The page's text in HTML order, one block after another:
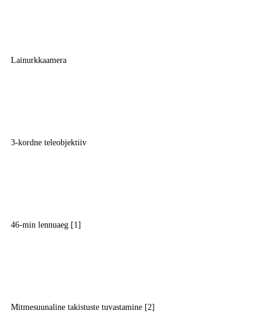
Lainurkkaamera
3-kordne teleobjektiiv
46-min lennuaeg [1]
Mitmesuunaline takistuste tuvastamine [2]